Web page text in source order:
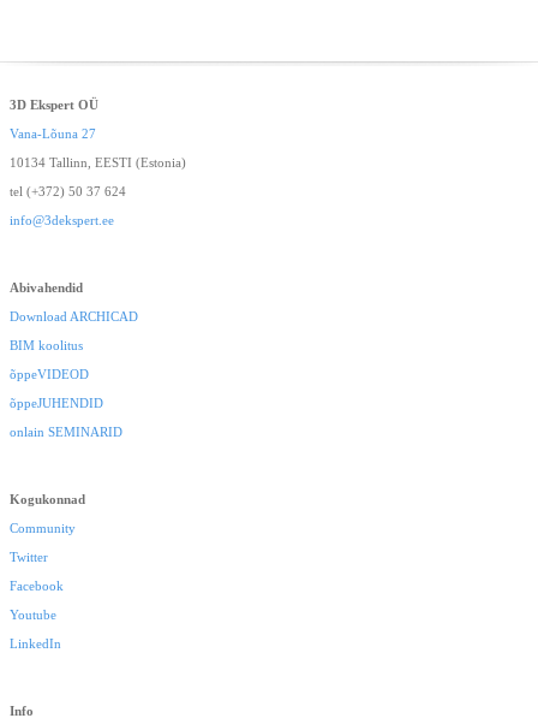
3D Ekspert OÜ
Vana-Lõuna 27
10134 Tallinn, EESTI (Estonia)
tel (+372) 50 37 624
info@3dekspert.ee
Abivahendid
Download ARCHICAD
BIM koolitus
õppeVIDEOD
õppeJUHENDID
onlain SEMINARID
Kogukonnad
Community
Twitter
Facebook
Youtube
LinkedIn
Info